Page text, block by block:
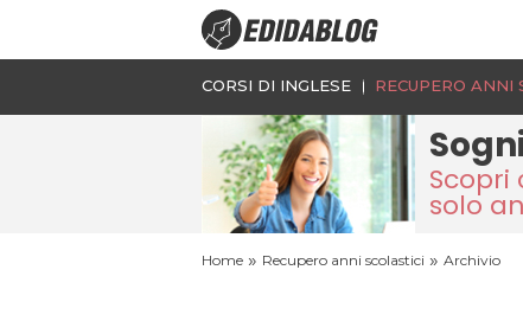
CORSI DI INGLESE RECUPERO ANNI
solo
Home » Recupero anni scolastici » Archivio